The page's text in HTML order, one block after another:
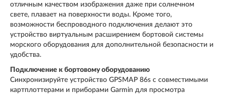
отличным качеством изображения даже при солнечном
свете, плавает на поверхности воды. Кроме того,
возможности беспроводного подключения делают это
устройство виртуальным расширением бортовой системы
морского оборудования для дополнительной безопасности и
удобства.
Подключение к бортовому оборудованию
Синхронизируйте устройство GPSMAP 86s с совместимыми
картплоттерами и приборами Garmin для просмотра